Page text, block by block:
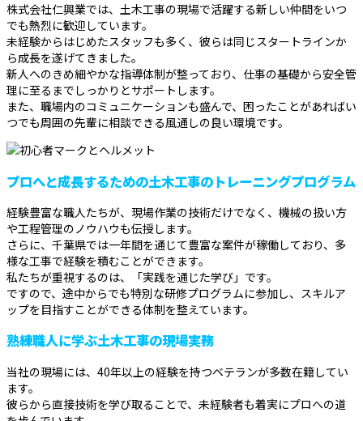
株式会社仁興業では、土木工事の現場で活躍する新しい仲間をいつ
でも熱烈に歓迎しています。
未経験からはじめたスタッフも多く、彼らは同じスタートラインか
ら成長を遂げてきました。
新人へのきめ細やかな指導体制が整っており、仕事の基礎から安全管
理に至るまでしっかりとサポートします。
また、職場内のコミュニケーションも盛んで、困ったことがあればい
つでも周囲の先輩に相談できる風通しの良い環境です。
プロへと成長するための土木工事のトレーニングプログラム
経験豊富な職人たちが、現場作業の技術だけでなく、機械の扱い方
や工程管理のノウハウも伝授します。
さらに、千葉県では一年間を通じて豊富な案件が稼働しており、多
様な工事で経験を積むことができます。
私たちが重視するのは、「実践を通じた学び」です。
ですので、途中からでも特別な研修プログラムに参加し、スキルア
ップを目指すことができる体制を整えています。
熟練職人に学ぶ土木工事の現場実務
当社の現場には、40年以上の経験を持つベテランが多数在籍してい
ます。
彼らから直接技術を学び取ることで、未経験者も着実にプロへの道